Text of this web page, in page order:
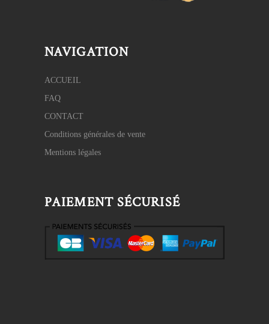
NAVIGATION
ACCUEIL
FAQ
CONTACT
Conditions générales de vente
Mentions légales
PAIEMENT SÉCURISÉ